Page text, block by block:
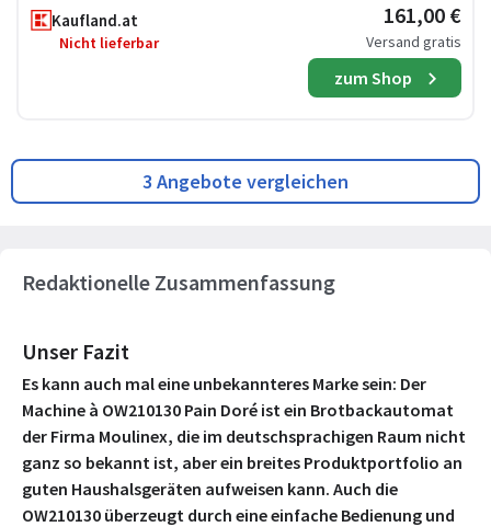
Kaufland.at
Nicht lieferbar
161,00 €
Versand gratis
zum Shop
3 Angebote vergleichen
Redaktionelle Zusammenfassung
Unser Fazit
Es kann auch mal eine unbekannteres Marke sein: Der
Machine à OW210130 Pain Doré ist ein Brotbackautomat
der Firma Moulinex, die im deutschsprachigen Raum nicht
ganz so bekannt ist, aber ein breites Produktportfolio an
guten Haushalsgeräten aufweisen kann. Auch die
OW210130 überzeugt durch eine einfache Bedienung und